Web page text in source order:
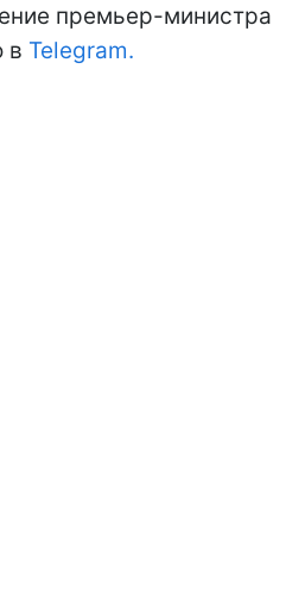
премьер-министра
в Telegram.